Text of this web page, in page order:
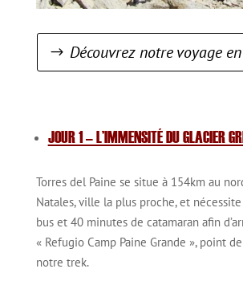
Découvrez notre voyage
JOUR 1 – L’IMMENSITÉ DU GLACIER
Torres del Paine se situe à 154km au
Natales, ville la plus proche, et
bus et 40 minutes de catamaran afin
« Refugio Camp Paine Grande », point
notre trek.